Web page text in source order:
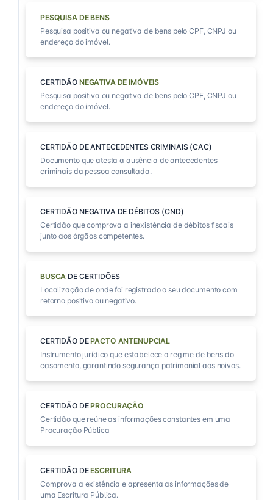
PESQUISA DE BENS
Pesquisa positiva ou negativa de bens pelo CPF, CNPJ ou
endereço do imóvel.
CERTIDÃO NEGATIVA DE IMÓVEIS
Pesquisa positiva ou negativa de bens pelo CPF, CNPJ ou
endereço do imóvel.
CERTIDÃO DE ANTECEDENTES CRIMINAIS (CAC)
Documento que atesta a ausência de antecedentes
criminais da pessoa consultada.
CERTIDÃO NEGATIVA DE DÉBITOS (CND)
Certidão que comprova a inexistência de débitos fiscais
junto aos órgãos competentes.
BUSCA DE CERTIDÕES
Localização de onde foi registrado o seu documento com
retorno positivo ou negativo.
CERTIDÃO DEPACTO ANTENUPCIAL
Instrumento jurídico que estabelece o regime de bens do
casamento, garantindo segurança patrimonial aos noivos.
CERTIDÃO DEPROCURAÇÃO
Certidão que reúne as informações constantes em uma
Procuração Pública
CERTIDÃO DEESCRITURA
Comprova a existência e apresenta as informações de
uma Escritura Pública.